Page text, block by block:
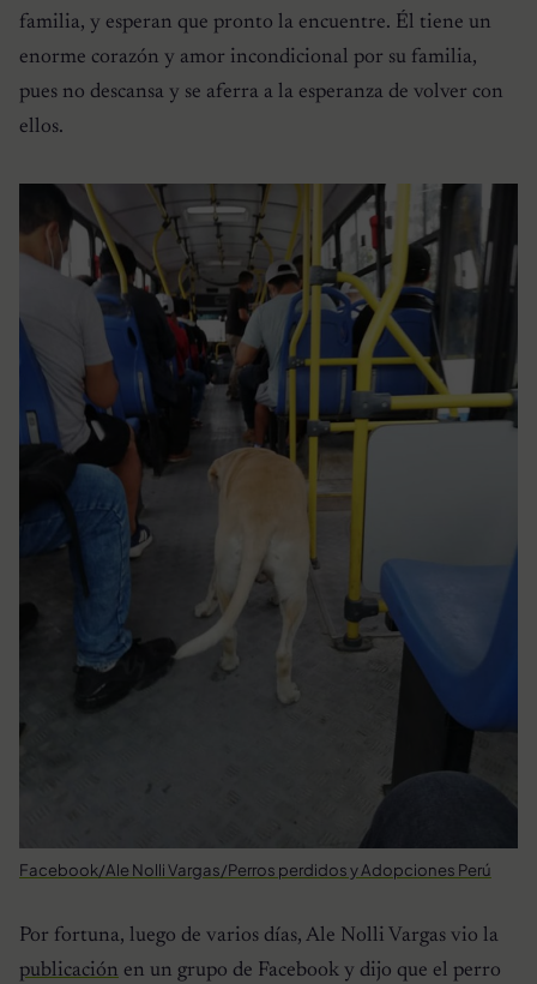
familia, y esperan que pronto la encuentre. Él tiene un
enorme corazón y amor incondicional por su familia,
pues no descansa y se aferra a la esperanza de volver con
ellos.
Facebook/Ale Nolli Vargas/Perros perdidos y Adopciones Perú
Por fortuna, luego de varios días, Ale Nolli Vargas vio la
publicación en un grupo de Facebook y dijo que el perro